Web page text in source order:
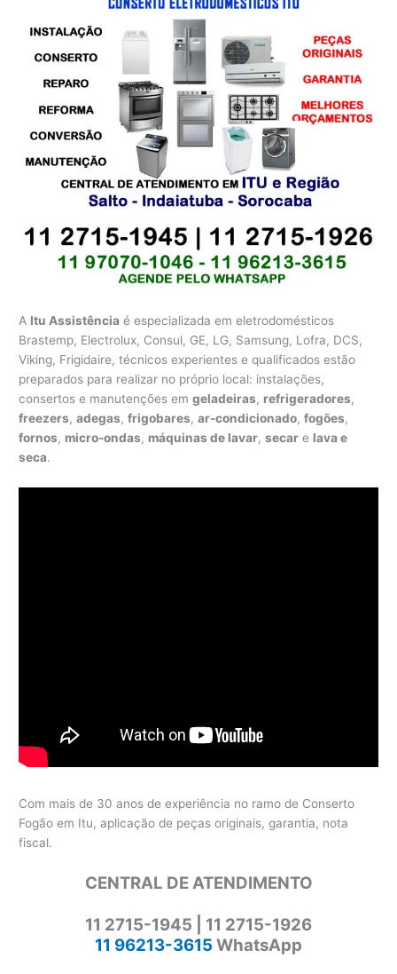
A Itu Assistência é especializada em eletrodomésticos
Brastemp, Electrolux, Consul, GE, LG, Samsung, Lofra, DCS,
Viking, Frigidaire, técnicos experientes e qualificados estão
preparados para realizar no próprio local: instalações,
consertos e manutenções emgeladeiras, refrigeradores,
freezers,adegas,frigobares,ar-condicionado,fogões,
fornos, micro-ondas, máquinas de lavar,secar e lava e
seca.
Com mais de 30 anos de experiência no ramo de Conserto
Fogão em Itu, aplicação de peças originais, garantia, nota
fiscal.
CENTRAL DE ATENDIMENTO
11 2715-1945 | 11 2715-1926
11 96213-3615 WhatsApp